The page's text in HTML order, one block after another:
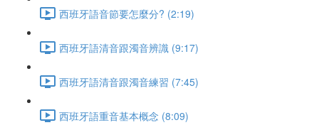
西班牙語音節要怎麼分? (2:19)
西班牙語清音跟濁音辨識 (9:17)
西班牙語清音跟濁音練習 (7:45)
西班牙語重音基本概念 (8:09)